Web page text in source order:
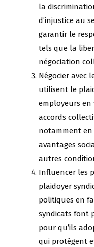
la
d’injustice au
garantir le
tels que la
négociation
Négocier avec
utilisent le
employeurs en
accords
notamment en
avantages
autres
Influencer les
plaidoyer
politiques en
syndicats font
pour qu’ils
qui protègent